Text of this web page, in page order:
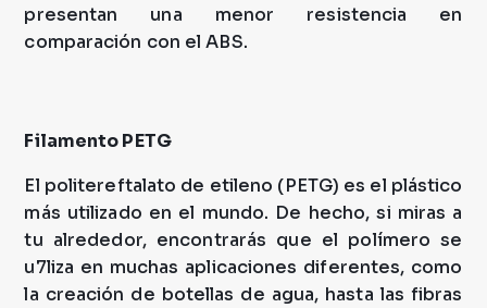
presentan una menor resistencia en
comparación con el ABS.
Filamento PETG
El politereftalato de etileno (PETG) es el plástico
más utilizado en el mundo. De hecho, si miras a
tu alrededor, encontrarás que el polímero se
u7liza en muchas aplicaciones diferentes, como
la creación de botellas de agua, hasta las fibras